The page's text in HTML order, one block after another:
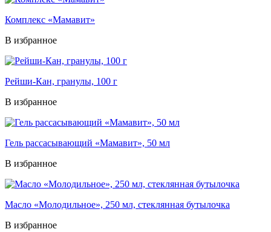
Комплекс «Мамавит»
В избранное
Рейши-Кан, гранулы, 100 г
В избранное
Гель рассасывающий «Мамавит», 50 мл
В избранное
Масло «Молодильное», 250 мл, стеклянная бутылочка
В избранное